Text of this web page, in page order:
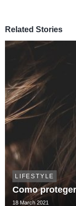
Related Stories
LIFESTYLE
Como
18 March 2021